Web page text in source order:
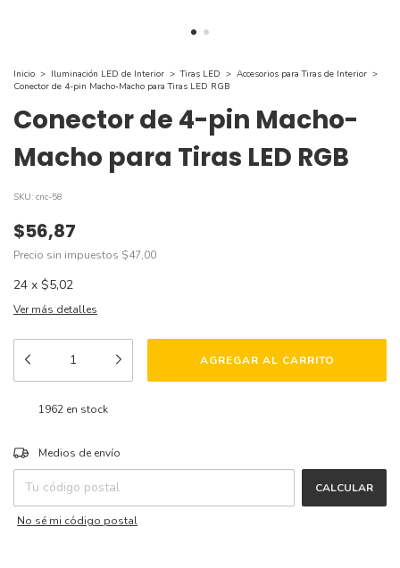
Inicio > Iluminación LED de Interior > Tiras LED > Accesorios para Tiras de Interior >
Conector de 4-pin Macho-Macho para Tiras LED RGB
Conector de 4-pin Macho-
Macho para Tiras LED RGB
SKU: cnc-58
$56,87
Precio sin impuestos $47,00
24 x $5,02
Ver más detalles
1962 en stock
Entregas para el CP:
Medios de envío
CALCULAR
No sé mi código postal